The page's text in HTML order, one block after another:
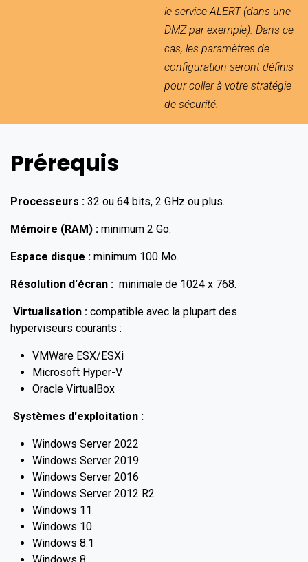
le service ALERT (dans une
DMZ par exemple). Dans ce
cas, les paramètres de
configuration seront définis
pour coller à votre stratégie
de sécurité.
Prérequis
Processeurs : 32 ou 64 bits, 2 GHz ou plus.
Mémoire (RAM) : minimum 2 Go.
Espace disque : minimum 100 Mo.
Résolution d'écran : minimale de 1024 x 768.
Virtualisation : compatible avec la plupart des
hyperviseurs courants :
VMWare ESX/ESXi
Microsoft Hyper-V
Oracle VirtualBox
Systèmes d'exploitation :
Windows Server 2022
Windows Server 2019
Windows Server 2016
Windows Server 2012 R2
Windows 11
Windows 10
Windows 8.1